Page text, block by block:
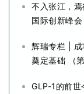
不入张江，
国际创新峰会
辉瑞专栏 | 成
奠定基础 （
GLP-1的前